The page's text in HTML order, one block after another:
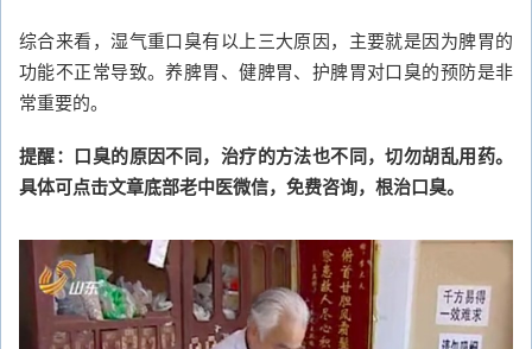
综合来看，湿气重口臭有以上三大原因，主要就是因为脾胃的
功能不正常导致。养脾胃、健脾胃、护脾胃对口臭的预防是非
常重要的。
提醒：口臭的原因不同，治疗的方法也不同，切勿胡乱用药。
具体可点击文章底部老中医微信，免费咨询，根治口臭。